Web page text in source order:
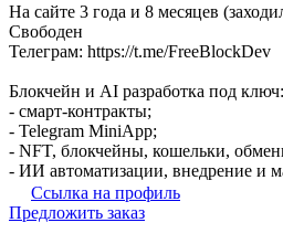
На сайте 3 года и 8 месяцев
Свободен
Телеграм: https://t.me/FreeBlockDev
Блокчейн и AI разработка под ключ:
- смарт-контракты;
- Telegram MiniApp;
- NFT, блокчейны, кошельки,
- ИИ автоматизации, внедрение и
Ссылка на профиль
Предложить заказ